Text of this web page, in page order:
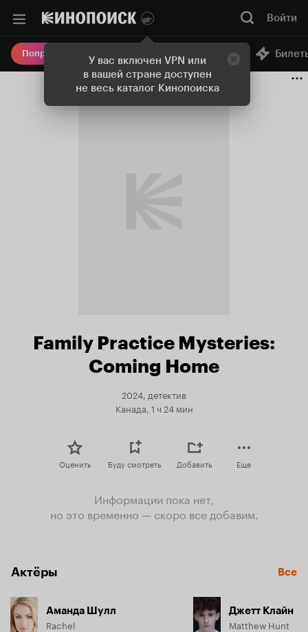
У вас включен VPN или
в вашей стране доступен
не весь каталог Кинопоиска
Войти
Попробовать Плюс Онлайн-кинотеатр
Family Practice Mysteries:
Coming Home
2024, детектив
Канада, 1 ч 24 мин
Оценить Буду смотреть Добавить Еще
Информации пока нет,
но это временно — скоро все добавим.
Актёры Все
Аманда Шулл
Rachel
Джетт Клайн
Matthew Hunt